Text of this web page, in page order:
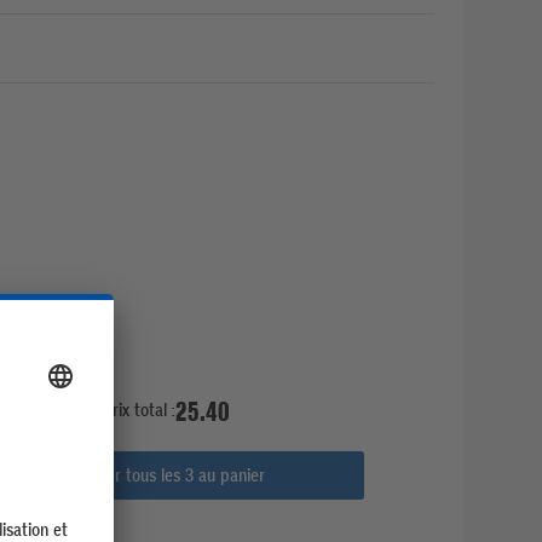
Prix total :25.40
Ajouter tous les 3 au panier